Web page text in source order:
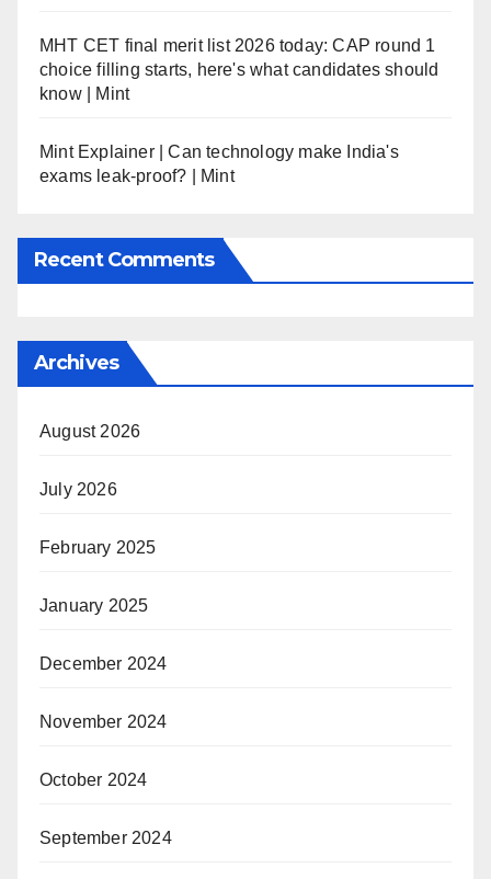
MHT CET final merit list 2026 today: CAP round 1
choice filling starts, here's what candidates should
know | Mint
Mint Explainer | Can technology make India's
exams leak-proof? | Mint
Recent Comments
Archives
August 2026
July 2026
February 2025
January 2025
December 2024
November 2024
October 2024
September 2024